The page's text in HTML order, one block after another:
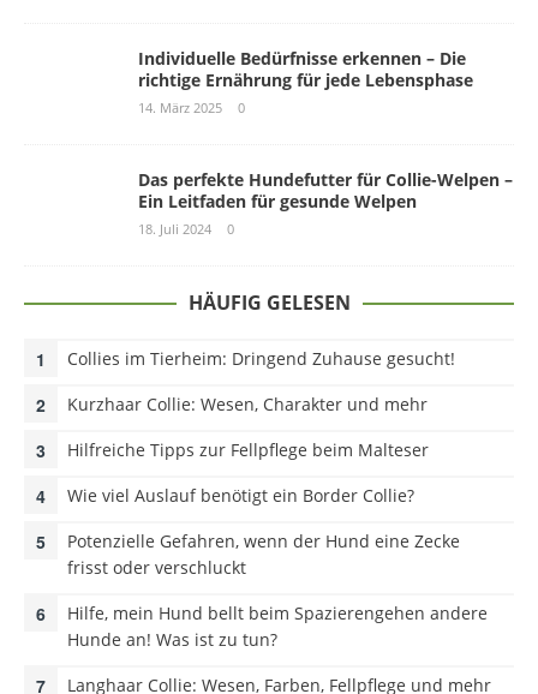
Individuelle Bedürfnisse erkennen – Die
richtige Ernährung für jede Lebensphase
14. März 2025 0
Das perfekte Hundefutter für Collie-Welpen –
Ein Leitfaden für gesunde Welpen
18. Juli 2024 0
HÄUFIG GELESEN
Collies im Tierheim: Dringend Zuhause gesucht!
Kurzhaar Collie: Wesen, Charakter und mehr
Hilfreiche Tipps zur Fellpflege beim Malteser
Wie viel Auslauf benötigt ein Border Collie?
Potenzielle Gefahren, wenn der Hund eine Zecke
frisst oder verschluckt
Hilfe, mein Hund bellt beim Spazierengehen andere
Hunde an! Was ist zu tun?
Langhaar Collie: Wesen, Farben, Fellpflege und mehr